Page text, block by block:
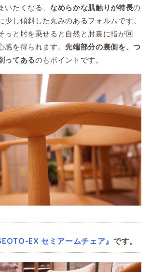
いたくなる、なめらかな肌触りが特長の
少し傾斜した丸みのあるフォルムです。
っと肘を乗せると自然と肘裏に指が回
感を得られます。先端部分の裏側を、つ
ってあるのもポイントです。
EX セミアームチェア』 です。